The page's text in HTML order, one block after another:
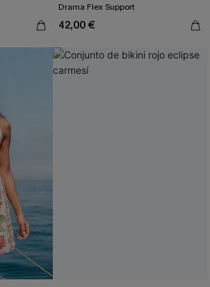
Drama Flex Support
42,00 €